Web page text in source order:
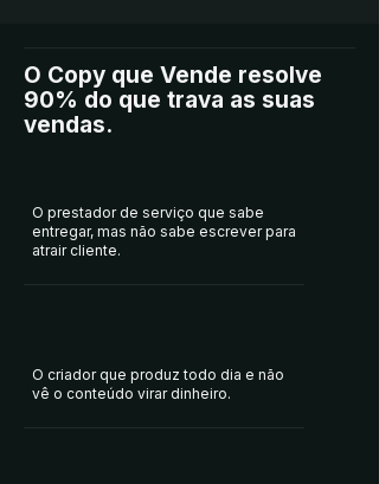
O Copy que Vende resolve
90% do que trava as suas
vendas.
O prestador de serviço que sabe
entregar, mas não sabe escrever para
atrair cliente.
O criador que produz todo dia e não
vê o conteúdo virar dinheiro.